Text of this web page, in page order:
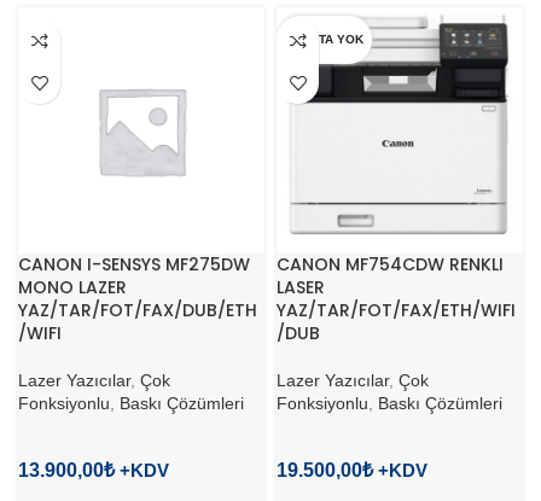
CANON I-SENSYS MF275DW
MONO LAZER
YAZ/TAR/FOT/FAX/DUB/ETH
/WIFI
Lazer Yazıcılar, Çok
Fonksiyonlu
Baskı Çözümleri
13.900,00₺
STOKTA YOK
CANON MF754CDW RENKLI
LASER
YAZ/TAR/FOT/FAX/ETH/WIFI
/DUB
Lazer Yazıcılar, Çok
Fonksiyonlu
Baskı Çözümleri
19.500,00₺